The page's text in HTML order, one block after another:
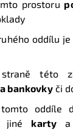
prostoru
oddílu je
této
bankovkyči
oddíle
jiné kartya